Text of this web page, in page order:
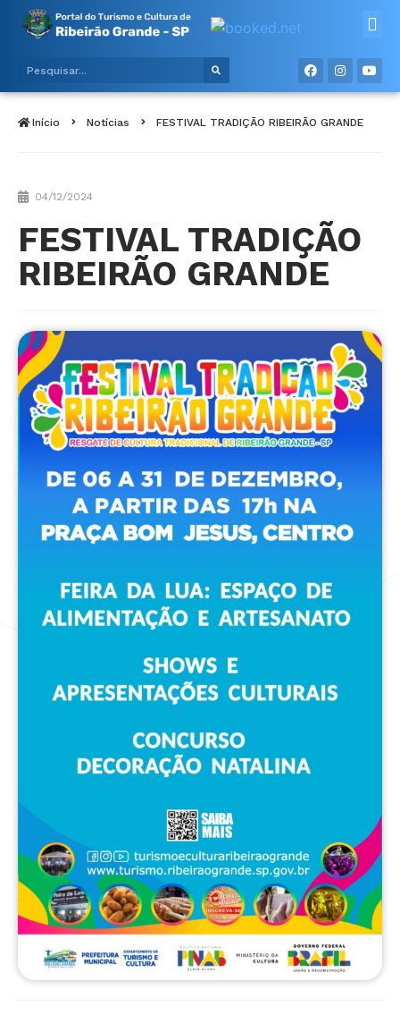
Início Notícias FESTIVAL TRADIÇÃO RIBEIRÃO GRANDE
04/12/2024
FESTIVAL TRADIÇÃO
RIBEIRÃO GRANDE